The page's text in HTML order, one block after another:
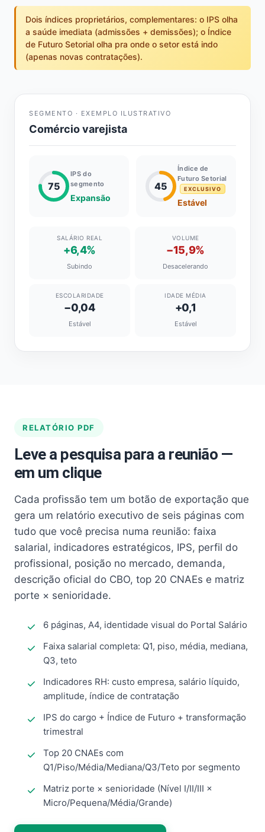
Dois índices proprietários, complementares: o IPS olha
a saúde imediata (admissões + demissões); o Índice
de Futuro Setorial olha pra onde o setor está indo
(apenas novas contratações).
SEGMENTO · EXEMPLO ILUSTRATIVO
Comércio varejista
75
IPS do
segmento
Expansão
45
Índice de
Futuro Setorial
EXCLUSIVO
Estável
SALÁRIO REAL
+6,4%
Subindo
VOLUME
−15,9%
Desacelerando
ESCOLARIDADE
−0,04
Estável
IDADE MÉDIA
+0,1
Estável
RELATÓRIO PDF
Leve a pesquisa para a reunião —
em um clique
Cada profissão tem um botão de exportação que
gera um relatório executivo de seis páginas com
tudo que você precisa numa reunião: faixa
salarial, indicadores estratégicos, IPS, perfil do
profissional, posição no mercado, demanda,
descrição oficial do CBO, top 20 CNAEs e matriz
porte × senioridade.
6 páginas, A4, identidade visual do Portal Salário
Faixa salarial completa: Q1, piso, média, mediana,
Q3, teto
Indicadores RH: custo empresa, salário líquido,
amplitude, índice de contratação
IPS do cargo + Índice de Futuro + transformação
trimestral
Top 20 CNAEs com
Q1/Piso/Média/Mediana/Q3/Teto por segmento
Matriz porte × senioridade (Nível I/II/III ×
Micro/Pequena/Média/Grande)